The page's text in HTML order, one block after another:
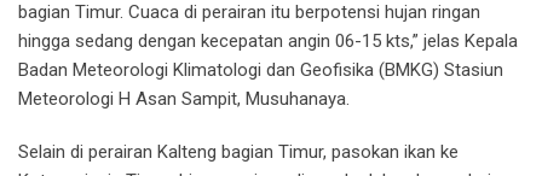
bagian Timur. Cuaca di perairan itu berpotensi hujan ringan
hingga sedang dengan kecepatan angin 06-15 kts,” jelas Kepala
Badan Meteorologi Klimatologi dan Geofisika (BMKG) Stasiun
Meteorologi H Asan Sampit, Musuhanaya.
Selain di perairan Kalteng bagian Timur, pasokan ikan ke